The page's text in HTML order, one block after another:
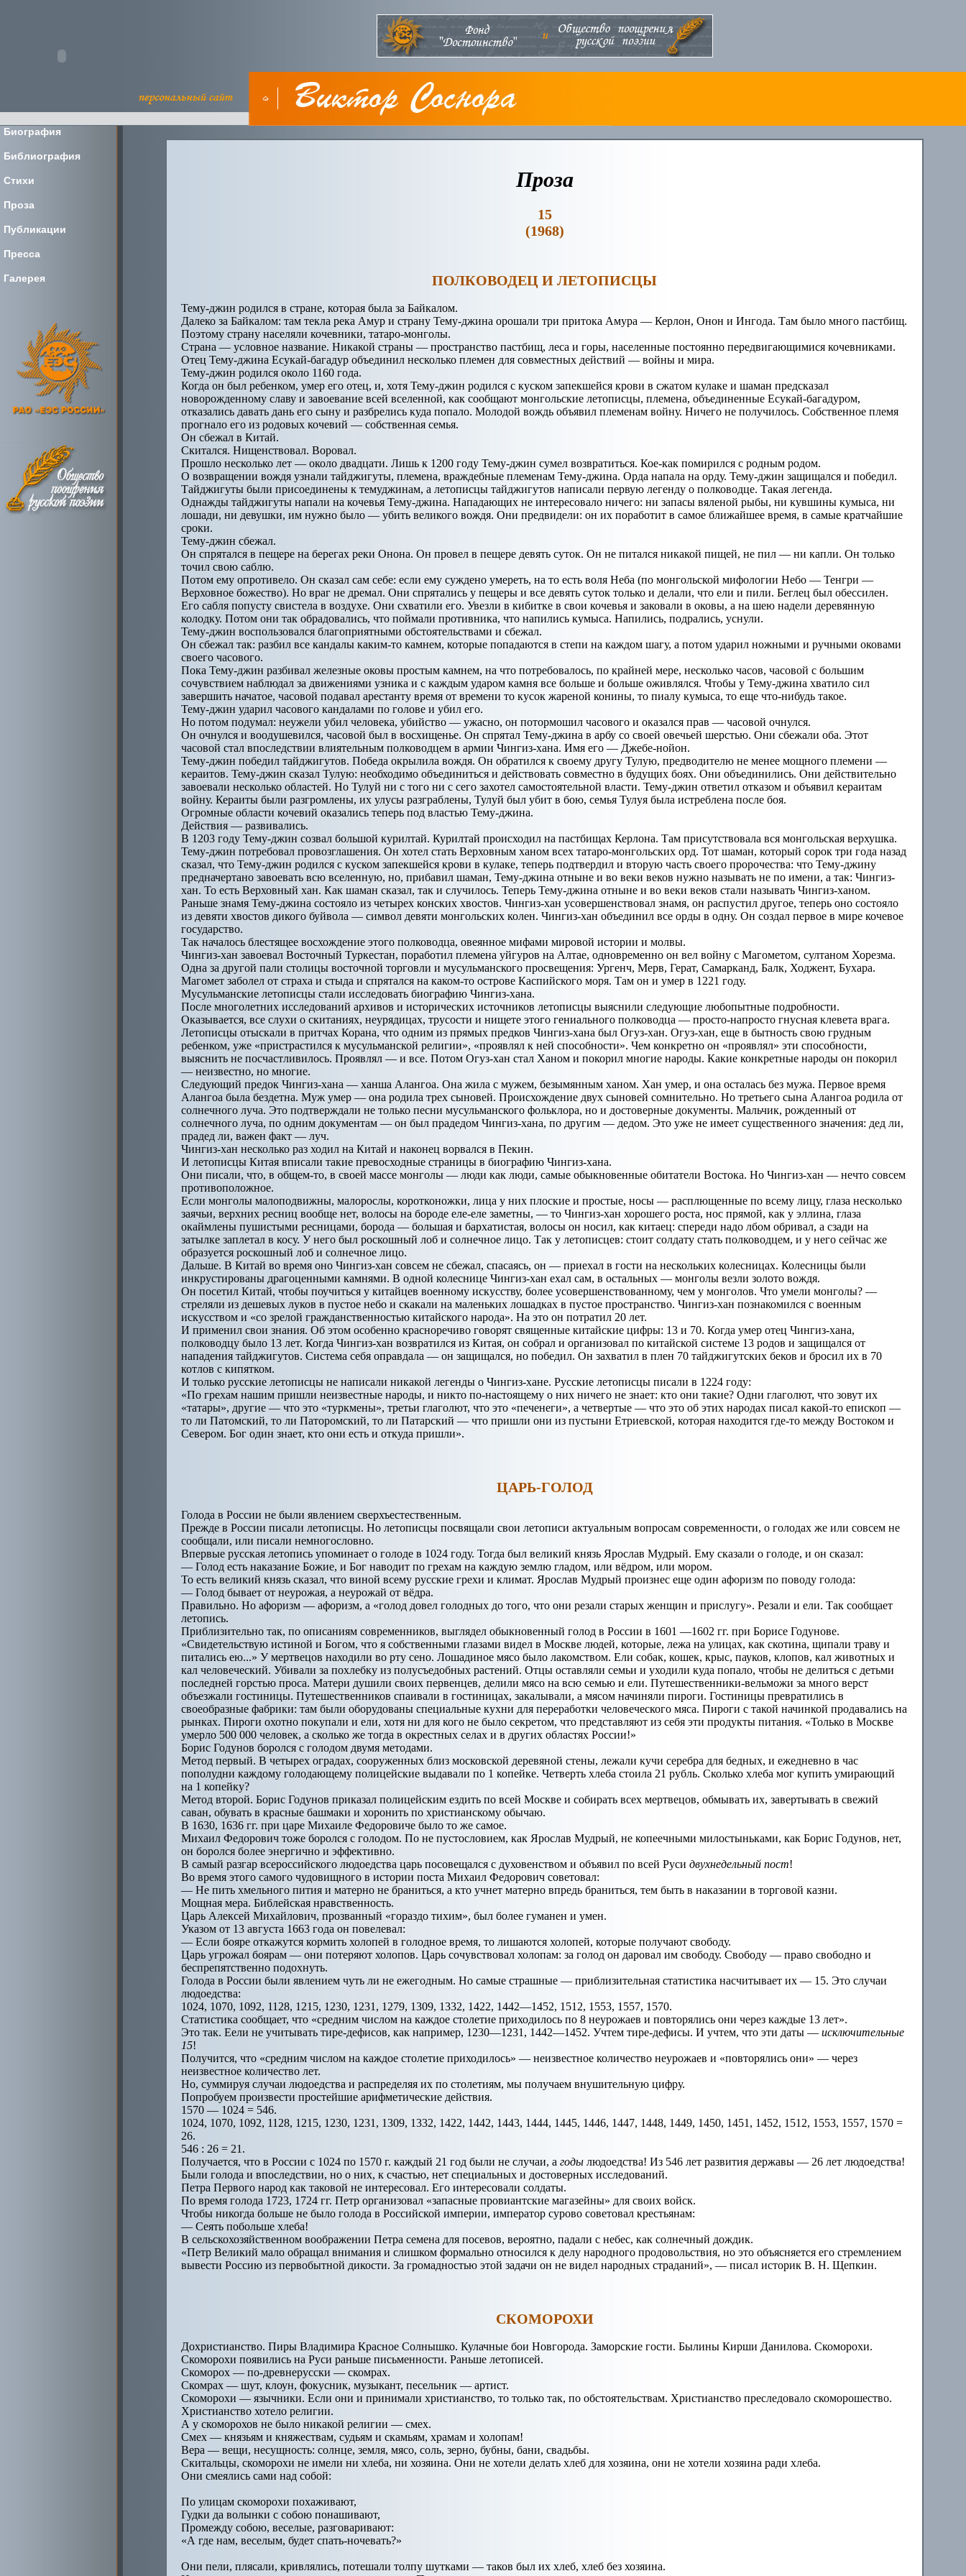
Биография
Библиография
Стихи
Проза
Публикации
Пресса
Галерея
Проза
15
(1968)
ПОЛКОВОДЕЦ И ЛЕТОПИСЦЫ
Тему-джин родился в стране, которая была за Байкалом.
Далеко за Байкалом: там текла река Амур и страну Тему-джина орошали три притока Амура — Керлон, Онон и Ингода. Там было много пастбищ.
Поэтому страну населяли кочевники, татаро-монголы.
Страна — условное название. Никакой страны — пространство пастбищ, леса и горы, населенные постоянно передвигающимися кочевниками.
Отец Тему-джина Есукай-багадур объединил несколько племен для совместных действий — войны и мира.
Тему-джин родился около 1160 года.
Когда он был ребенком, умер его отец, и, хотя Тему-джин родился с куском запекшейся крови в сжатом кулаке и шаман предсказал
новорожденному славу и завоевание всей вселенной, как сообщают монгольские летописцы, племена, объединенные Есукай-багадуром,
отказались давать дань его сыну и разбрелись куда попало. Молодой вождь объявил племенам войну. Ничего не получилось. Собственное племя
прогнало его из родовых кочевий — собственная семья.
Он сбежал в Китай.
Скитался. Нищенствовал. Воровал.
Прошло несколько лет — около двадцати. Лишь к 1200 году Тему-джин сумел возвратиться. Кое-как помирился с родным родом.
О возвращении вождя узнали тайджигуты, племена, враждебные племенам Тему-джина. Орда напала на орду. Тему-джин защищался и победил.
Тайджигуты были присоединены к темуджинам, а летописцы тайджигутов написали первую легенду о полководце. Такая легенда.
Однажды тайджигуты напали на кочевья Тему-джина. Нападающих не интересовало ничего: ни запасы вяленой рыбы, ни кувшины кумыса, ни
лошади, ни девушки, им нужно было — убить великого вождя. Они предвидели: он их поработит в самое ближайшее время, в самые кратчайшие
сроки.
Тему-джин сбежал.
Он спрятался в пещере на берегах реки Онона. Он провел в пещере девять суток. Он не питался никакой пищей, не пил — ни капли. Он только
точил свою саблю.
Потом ему опротивело. Он сказал сам себе: если ему суждено умереть, на то есть воля Неба (по монгольской мифологии Небо — Тенгри —
Верховное божество). Но враг не дремал. Они спрятались у пещеры и все девять суток только и делали, что ели и пили. Беглец был обессилен.
Его сабля попусту свистела в воздухе. Они схватили его. Увезли в кибитке в свои кочевья и заковали в оковы, а на шею надели деревянную
колодку. Потом они так обрадовались, что поймали противника, что напились кумыса. Напились, подрались, уснули.
Тему-джин воспользовался благоприятными обстоятельствами и сбежал.
Он сбежал так: разбил все кандалы каким-то камнем, которые попадаются в степи на каждом шагу, а потом ударил ножными и ручными оковами
своего часового.
Пока Тему-джин разбивал железные оковы простым камнем, на что потребовалось, по крайней мере, несколько часов, часовой с большим
сочувствием наблюдал за движениями узника и с каждым ударом камня все больше и больше оживлялся. Чтобы у Тему-джина хватило сил
завершить начатое, часовой подавал арестанту время от времени то кусок жареной конины, то пиалу кумыса, то еще что-нибудь такое.
Тему-джин ударил часового кандалами по голове и убил его.
Но потом подумал: неужели убил человека, убийство — ужасно, он потормошил часового и оказался прав — часовой очнулся.
Он очнулся и воодушевился, часовой был в восхищенье. Он спрятал Тему-джина в арбу со своей овечьей шерстью. Они сбежали оба. Этот
часовой стал впоследствии влиятельным полководцем в армии Чингиз-хана. Имя его — Джебе-нойон.
Тему-джин победил тайджигутов. Победа окрылила вождя. Он обратился к своему другу Тулую, предводителю не менее мощного племени —
кераитов. Тему-джин сказал Тулую: необходимо объединиться и действовать совместно в будущих боях. Они объединились. Они действительно
завоевали несколько областей. Но Тулуй ни с того ни с сего захотел самостоятельной власти. Тему-джин ответил отказом и объявил кераитам
войну. Кераиты были разгромлены, их улусы разграблены, Тулуй был убит в бою, семья Тулуя была истреблена после боя.
Огромные области кочевий оказались теперь под властью Тему-джина.
Действия — развивались.
В 1203 году Тему-джин созвал большой курилтай. Курилтай происходил на пастбищах Керлона. Там присутствовала вся монгольская верхушка.
Тему-джин потребовал провозглашения. Он хотел стать Верховным ханом всех татаро-монгольских орд. Тот шаман, который сорок три года назад
сказал, что Тему-джин родился с куском запекшейся крови в кулаке, теперь подтвердил и вторую часть своего пророчества: что Тему-джину
предначертано завоевать всю вселенную, но, прибавил шаман, Тему-джина отныне и во веки веков нужно называть не по имени, а так: Чингиз-
хан. То есть Верховный хан. Как шаман сказал, так и случилось. Теперь Тему-джина отныне и во веки веков стали называть Чингиз-ханом.
Раньше знамя Тему-джина состояло из четырех конских хвостов. Чингиз-хан усовершенствовал знамя, он распустил другое, теперь оно состояло
из девяти хвостов дикого буйвола — символ девяти монгольских колен. Чингиз-хан объединил все орды в одну. Он создал первое в мире кочевое
государство.
Так началось блестящее восхождение этого полководца, овеянное мифами мировой истории и молвы.
Чингиз-хан завоевал Восточный Туркестан, поработил племена уйгуров на Алтае, одновременно он вел войну с Магометом, султаном Хорезма.
Одна за другой пали столицы восточной торговли и мусульманского просвещения: Ургенч, Мерв, Герат, Самарканд, Балк, Ходжент, Бухара.
Магомет заболел от страха и стыда и спрятался на каком-то острове Каспийского моря. Там он и умер в 1221 году.
Мусульманские летописцы стали исследовать биографию Чингиз-хана.
После многолетних исследований архивов и исторических источников летописцы выяснили следующие любопытные подробности.
Оказывается, все слухи о скитаниях, неурядицах, трусости и нищете этого гениального полководца — просто-напросто гнусная клевета врага.
Летописцы отыскали в притчах Корана, что одним из прямых предков Чингиз-хана был Огуз-хан. Огуз-хан, еще в бытность свою грудным
ребенком, уже «пристрастился к мусульманской религии», «проявлял к ней способности». Чем конкретно он «проявлял» эти способности,
выяснить не посчастливилось. Проявлял — и все. Потом Огуз-хан стал Ханом и покорил многие народы. Какие конкретные народы он покорил
— неизвестно, но многие.
Следующий предок Чингиз-хана — ханша Алангоа. Она жила с мужем, безымянным ханом. Хан умер, и она осталась без мужа. Первое время
Алангоа была бездетна. Муж умер — она родила трех сыновей. Происхождение двух сыновей сомнительно. Но третьего сына Алангоа родила от
солнечного луча. Это подтверждали не только песни мусульманского фольклора, но и достоверные документы. Мальчик, рожденный от
солнечного луча, по одним документам — он был прадедом Чингиз-хана, по другим — дедом. Это уже не имеет существенного значения: дед ли,
прадед ли, важен факт — луч.
Чингиз-хан несколько раз ходил на Китай и наконец ворвался в Пекин.
И летописцы Китая вписали такие превосходные страницы в биографию Чингиз-хана.
Они писали, что, в общем-то, в своей массе монголы — люди как люди, самые обыкновенные обитатели Востока. Но Чингиз-хан — нечто совсем
противоположное.
Если монголы малоподвижны, малорослы, коротконожки, лица у них плоские и простые, носы — расплющенные по всему лицу, глаза несколько
заячьи, верхних ресниц вообще нет, волосы на бороде еле-еле заметны, — то Чингиз-хан хорошего роста, нос прямой, как у эллина, глаза
окаймлены пушистыми ресницами, борода — большая и бархатистая, волосы он носил, как китаец: спереди надо лбом обривал, а сзади на
затылке заплетал в косу. У него был роскошный лоб и солнечное лицо. Так у летописцев: стоит солдату стать полководцем, и у него сейчас же
образуется роскошный лоб и солнечное лицо.
Дальше. В Китай во время оно Чингиз-хан совсем не сбежал, спасаясь, он — приехал в гости на нескольких колесницах. Колесницы были
инкрустированы драгоценными камнями. В одной колеснице Чингиз-хан ехал сам, в остальных — монголы везли золото вождя.
Он посетил Китай, чтобы поучиться у китайцев военному искусству, более усовершенствованному, чем у монголов. Что умели монголы? —
стреляли из дешевых луков в пустое небо и скакали на маленьких лошадках в пустое пространство. Чингиз-хан познакомился с военным
искусством и «со зрелой гражданственностью китайского народа». На это он потратил 20 лет.
И применил свои знания. Об этом особенно красноречиво говорят священные китайские цифры: 13 и 70. Когда умер отец Чингиз-хана,
полководцу было 13 лет. Когда Чингиз-хан возвратился из Китая, он собрал и организовал по китайской системе 13 родов и защищался от
нападения тайджигутов. Система себя оправдала — он защищался, но победил. Он захватил в плен 70 тайджигутских беков и бросил их в 70
котлов с кипятком.
И только русские летописцы не написали никакой легенды о Чингиз-хане. Русские летописцы писали в 1224 году:
«По грехам нашим пришли неизвестные народы, и никто по-настоящему о них ничего не знает: кто они такие? Одни глаголют, что зовут их
«татары», другие — что это «туркмены», третьи глаголют, что это «печенеги», а четвертые — что это об этих народах писал какой-то епископ —
то ли Патомский, то ли Паторомский, то ли Патарский — что пришли они из пустыни Етриевской, которая находится где-то между Востоком и
Севером. Бог один знает, кто они есть и откуда пришли».
ЦАРЬ-ГОЛОД
Голода в России не были явлением сверхъестественным.
Прежде в России писали летописцы. Но летописцы посвящали свои летописи актуальным вопросам современности, о голодах же или совсем не
сообщали, или писали немногословно.
Впервые русская летопись упоминает о голоде в 1024 году. Тогда был великий князь Ярослав Мудрый. Ему сказали о голоде, и он сказал:
— Голод есть наказание Божие, и Бог наводит по грехам на каждую землю гладом, или вёдром, или мором.
То есть великий князь сказал, что виной всему русские грехи и климат. Ярослав Мудрый произнес еще один афоризм по поводу голода:
— Голод бывает от неурожая, а неурожай от вёдра.
Правильно. Но афоризм — афоризм, а «голод довел голодных до того, что они резали старых женщин и прислугу». Резали и ели. Так сообщает
летопись.
Приблизительно так, по описаниям современников, выглядел обыкновенный голод в России в 1601 —1602 гг. при Борисе Годунове.
«Свидетельствую истиной и Богом, что я собственными глазами видел в Москве людей, которые, лежа на улицах, как скотина, щипали траву и
питались ею...» У мертвецов находили во рту сено. Лошадиное мясо было лакомством. Ели собак, кошек, крыс, пауков, клопов, кал животных и
кал человеческий. Убивали за похлебку из полусъедобных растений. Отцы оставляли семьи и уходили куда попало, чтобы не делиться с детьми
последней горстью проса. Матери душили своих первенцев, делили мясо на всю семью и ели. Путешественники-вельможи за много верст
объезжали гостиницы. Путешественников спаивали в гостиницах, закалывали, а мясом начиняли пироги. Гостиницы превратились в
своеобразные фабрики: там были оборудованы специальные кухни для переработки человеческого мяса. Пироги с такой начинкой продавались на
рынках. Пироги охотно покупали и ели, хотя ни для кого не было секретом, что представляют из себя эти продукты питания. «Только в Москве
умерло 500 000 человек, а сколько же тогда в окрестных селах и в других областях России!»
Борис Годунов боролся с голодом двумя методами.
Метод первый. В четырех оградах, сооруженных близ московской деревяной стены, лежали кучи серебра для бедных, и ежедневно в час
пополудни каждому голодающему полицейские выдавали по 1 копейке. Четверть хлеба стоила 21 рубль. Сколько хлеба мог купить умирающий
на 1 копейку?
Метод второй. Борис Годунов приказал полицейским ездить по всей Москве и собирать всех мертвецов, обмывать их, завертывать в свежий
саван, обувать в красные башмаки и хоронить по христианскому обычаю.
В 1630, 1636 гг. при царе Михаиле Федоровиче было то же самое.
Михаил Федорович тоже боролся с голодом. По не пустословием, как Ярослав Мудрый, не копеечными милостыньками, как Борис Годунов, нет,
он боролся более энергично и эффективно.
В самый разгар всероссийского людоедства царь посовещался с духовенством и объявил по всей Руси двухнедельный пост!
Во время этого самого чудовищного в истории поста Михаил Федорович советовал:
— Не пить хмельного пития и матерно не браниться, а кто учнет матерно впредь браниться, тем быть в наказании в торговой казни.
Мощная мера. Библейская нравственность.
Царь Алексей Михайлович, прозванный «гораздо тихим», был более гуманен и умен.
Указом от 13 августа 1663 года он повелевал:
— Если бояре откажутся кормить холопей в голодное время, то лишаются холопей, которые получают свободу.
Царь угрожал боярам — они потеряют холопов. Царь сочувствовал холопам: за голод он даровал им свободу. Свободу — право свободно и
беспрепятственно подохнуть.
Голода в России были явлением чуть ли не ежегодным. Но самые страшные — приблизительная статистика насчитывает их — 15. Это случаи
людоедства:
1024, 1070, 1092, 1128, 1215, 1230, 1231, 1279, 1309, 1332, 1422, 1442—1452, 1512, 1553, 1557, 1570.
Статистика сообщает, что «средним числом на каждое столетие приходилось по 8 неурожаев и повторялись они через каждые 13 лет».
Это так. Еели не учитывать тире-дефисов, как например, 1230—1231, 1442—1452. Учтем тире-дефисы. И учтем, что эти даты — исключительные
15!
Получится, что «средним числом на каждое столетие приходилось» — неизвестное количество неурожаев и «повторялись они» — через
неизвестное количество лет.
Но, суммируя случаи людоедства и распределяя их по столетиям, мы получаем внушительную цифру.
Попробуем произвести простейшие арифметические действия.
1570 — 1024 = 546.
1024, 1070, 1092, 1128, 1215, 1230, 1231, 1309, 1332, 1422, 1442, 1443, 1444, 1445, 1446, 1447, 1448, 1449, 1450, 1451, 1452, 1512, 1553, 1557, 1570 =
26.
546 : 26 = 21.
Получается, что в России с 1024 по 1570 г. каждый 21 год были не случаи, а годы людоедства! Из 546 лет развития державы — 26 лет людоедства!
Были голода и впоследствии, но о них, к счастью, нет специальных и достоверных исследований.
Петра Первого народ как таковой не интересовал. Его интересовали солдаты.
По время голода 1723, 1724 гг. Петр организовал «запасные провиантские магазейны» для своих войск.
Чтобы никогда больше не было голода в Российской империи, император сурово советовал крестьянам:
— Сеять побольше хлеба!
В сельскохозяйственном воображении Петра семена для посевов, вероятно, падали с небес, как солнечный дождик.
«Петр Великий мало обращал внимания и слишком формально относился к делу народного продовольствия, но это объясняется его стремлением
вывести Россию из первобытной дикости. За громадностью этой задачи он не видел народных страданий», — писал историк В. Н. Щепкин.
СКОМОРОХИ
Дохристианство. Пиры Владимира Красное Солнышко. Кулачные бои Новгорода. Заморские гости. Былины Кирши Данилова. Скоморохи.
Скоморохи появились на Руси раньше письменности. Раньше летописей.
Скоморох — по-древнерусски — скомрах.
Скомрах — шут, клоун, фокусник, музыкант, песельник — артист.
Скоморохи — язычники. Если они и принимали христианство, то только так, по обстоятельствам. Христианство преследовало скоморошество.
Христианство хотело религии.
А у скоморохов не было никакой религии — смех.
Смех — князьям и княжествам, судьям и скамьям, храмам и холопам!
Вера — вещи, несущность: солнце, земля, мясо, соль, зерно, бубны, бани, свадьбы.
Скитальцы, скоморохи не имели ни хлеба, ни хозяина. Они не хотели делать хлеб для хозяина, они не хотели хозяина ради хлеба.
Они смеялись сами над собой:
По улицам скоморохи похаживают,
Гудки да волынки с собою понашивают,
Промежду собою, веселые, разговаривают:
«А где нам, веселым, будет спать-ночевать?»
Они пели, плясали, кривлялись, потешали толпу шутками — таков был их хлеб, хлеб без хозяина.